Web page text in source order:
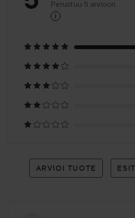
Perustuu
5
arvioon
Perustuu 5 arvioon
i
ARVIOI TUOTE